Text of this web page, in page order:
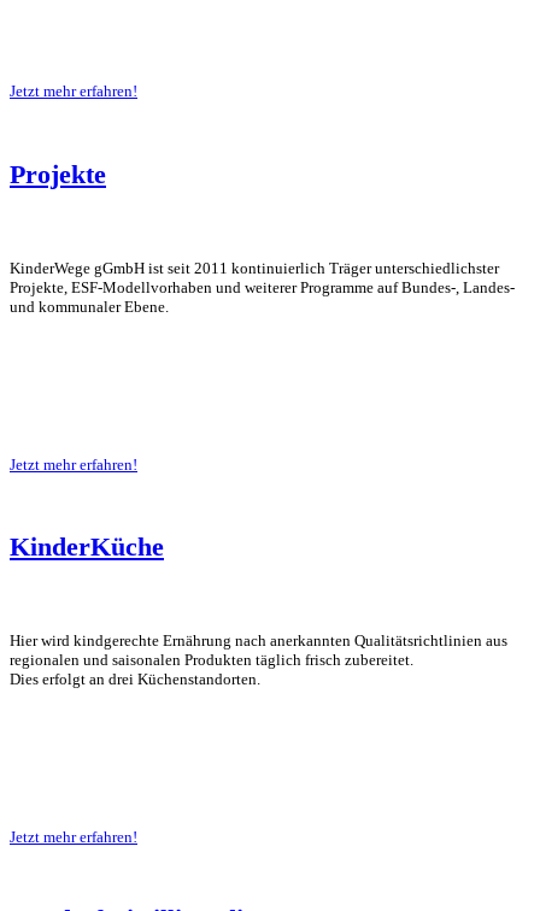
Jetzt mehr erfahren!
Projekte
KinderWege gGmbH ist seit 2011 kontinuierlich Träger unterschiedlichster
Projekte, ESF-Modellvorhaben und weiterer Programme auf Bundes-, Landes-
und kommunaler Ebene.
Jetzt mehr erfahren!
KinderKüche
Hier wird kindgerechte Ernährung nach anerkannten Qualitätsrichtlinien aus
regionalen und saisonalen Produkten täglich frisch zubereitet.
Dies erfolgt an drei Küchenstandorten.
Jetzt mehr erfahren!